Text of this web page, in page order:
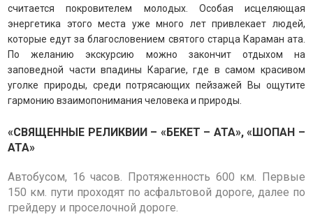
считается покровителем молодых. Особая исцеляющая
энергетика этого места уже много лет привлекает людей,
которые едут за благословением святого старца Караман ата.
По желанию экскурсию можно закончит отдыхом на
заповедной части впадины Карагие, где в самом красивом
уголке природы, среди потрясающих пейзажей Вы ощутите
гармонию взаимопонимания человека и природы.
«СВЯЩЕННЫЕ РЕЛИКВИИ – «БЕКЕТ – АТА», «ШОПАН –
АТА»
Автобусом, 16 часов. Протяженность 600 км. Первые
150 км. пути проходят по асфальтовой дороге, далее по
грейдеру и проселочной дороге.